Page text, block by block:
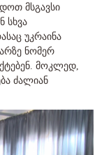
მსგავსი
სხვა
უკრაინა
ნომერ
მოკლედ,
ძალიან